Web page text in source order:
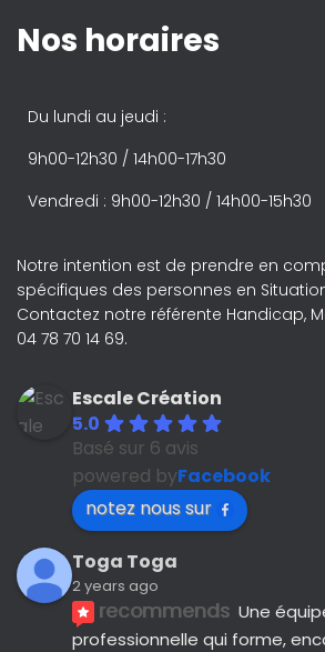
Nos horaires
Du lundi au jeudi :
9h00-12h30 / 14h00-17h30
Vendredi : 9h00-12h30 / 14h00-15h30
Notre intention est de prendre en
spécifiques des personnes en
Contactez notre référente Handicap,
04 78 70 14 69.
Escale Création
5.0
Basé sur 6 avis
powered byFacebook
notez nous sur
Toga Toga
2 years ago
recommends Une
professionnelle qui forme,